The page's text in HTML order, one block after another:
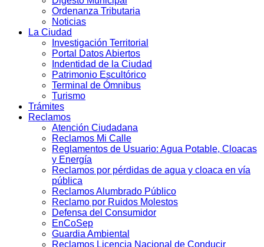
Ordenanza Tributaria
Noticias
La Ciudad
Investigación Territorial
Portal Datos Abiertos
Indentidad de la Ciudad
Patrimonio Escultórico
Terminal de Ómnibus
Turismo
Trámites
Reclamos
Atención Ciudadana
Reclamos Mi Calle
Reglamentos de Usuario: Agua Potable, Cloacas
y Energía
Reclamos por pérdidas de agua y cloaca en vía
pública
Reclamos Alumbrado Público
Reclamo por Ruidos Molestos
Defensa del Consumidor
EnCoSep
Guardia Ambiental
Reclamos Licencia Nacional de Conducir